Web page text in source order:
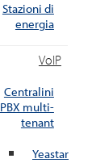
Stazioni di
energia
VoIP
Centralini
PBX multi-
tenant
Yeastar